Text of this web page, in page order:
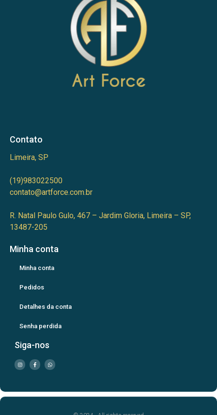
Contato
Limeira, SP
(19)983022500
contato@artforce.com.br
R. Natal Paulo Gulo, 467 – Jardim Gloria, Limeira – SP,
13487-205
Minha conta
Minha conta
Pedidos
Detalhes da conta
Senha perdida
Siga-nos